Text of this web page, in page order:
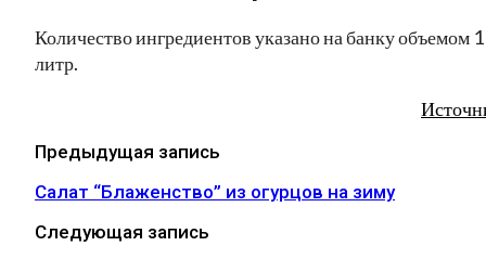
Количество ингредиентов указано на банку объемом 1
литр.
Предыдущая запись
Салат “Блаженство” из огурцов на зиму
Следующая запись